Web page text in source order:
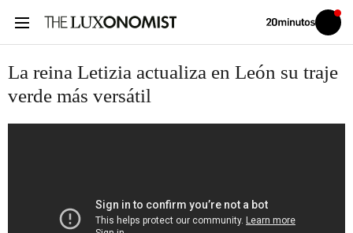
Volver
Iniciar
sesión
La reina Letizia actualiza en León su traje
verde más versátil